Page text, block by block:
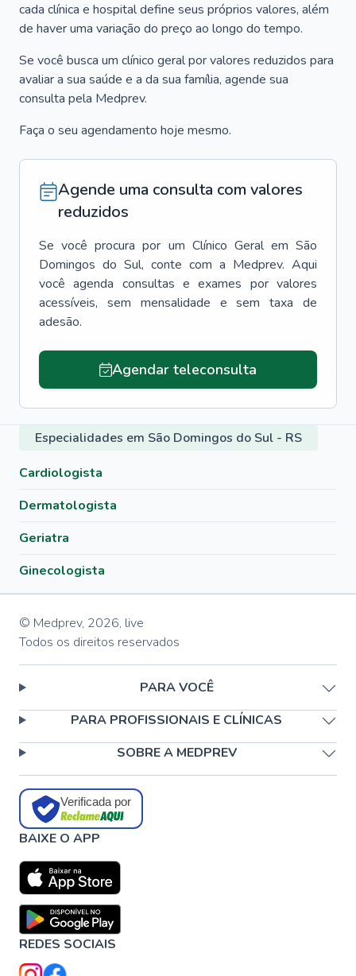
cada clínica e hospital define seus próprios valores, além
de haver uma variação do preço ao longo do tempo.
Se você busca um clínico geral por valores reduzidos para
avaliar a sua saúde e a da sua família, agende sua
consulta pela Medprev.
Faça o seu agendamento hoje mesmo.
Agende uma consulta com valores
reduzidos
Se você procura por um Clínico Geral em São
Domingos do Sul, conte com a Medprev. Aqui
você agenda consultas e exames por valores
acessíveis, sem mensalidade e sem taxa de
adesão.
Agendar teleconsulta
Especialidades em São Domingos do Sul - RS
Cardiologista
Dermatologista
Geriatra
Ginecologista
© Medprev, 2026, live
Todos os direitos reservados
PARA VOCÊ
PARA PROFISSIONAIS E CLÍNICAS
SOBRE A MEDPREV
Verificada por
BAIXE O APP
REDES SOCIAIS